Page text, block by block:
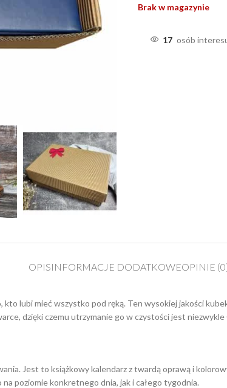
Brak w magazynie
17 osób
OPISINFORMACJE DODATKOWEOPINIE
lubi mieć wszystko pod ręką. Ten wysokiej jakości
dzięki czemu utrzymanie go w czystości jest
Jest to książkowy kalendarz z twardą oprawą i
poziomie konkretnego dnia, jak i całego tygodnia.